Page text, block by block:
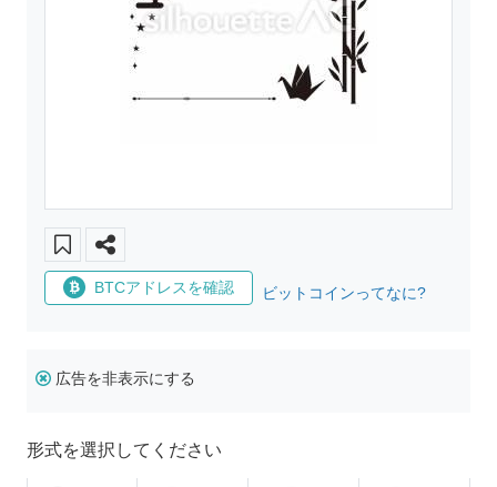
BTCアドレスを確認 ビットコインってなに?
広告を非表示にする
形式を選択してください